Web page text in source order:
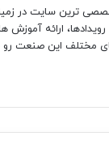
تخصصی ترین سایت
ارائه
مختلف این صنعت